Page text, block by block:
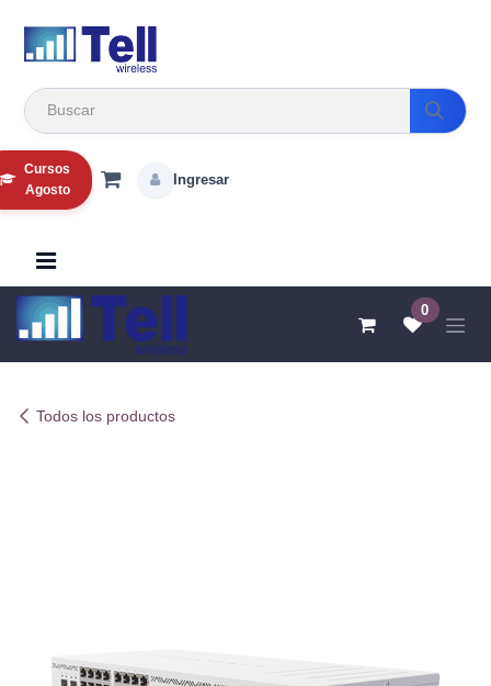
Cursos
Agosto
Ingresar
0
Todos los productos